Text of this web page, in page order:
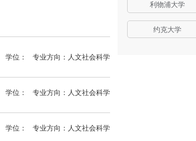
学位： 专业方向： 人文社会科学
学位： 专业方向： 人文社会科学
学位： 专业方向： 人文社会科学
利物浦大学
约克大学